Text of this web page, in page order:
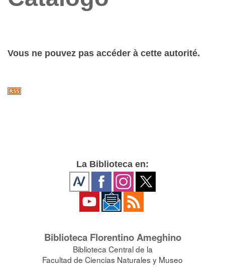
Vous ne pouvez pas accéder à cette autorité.
La Biblioteca en:
Biblioteca Florentino Ameghino
Biblioteca Central de la
Facultad de Ciencias Naturales y Museo